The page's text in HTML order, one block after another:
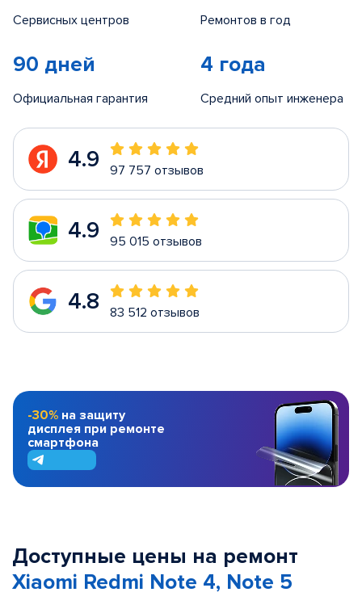
Сервисных центров Ремонтов в год
90 дней
Официальная гарантия
4 года
Средний опыт инженера
4.9 97 757 отзывов
4.9 95 015 отзывов
4.8 83 512 отзывов
-30% на защиту
дисплея при ремонте
смартфона
Доступные цены на ремонт
Xiaomi Redmi Note 4, Note 5